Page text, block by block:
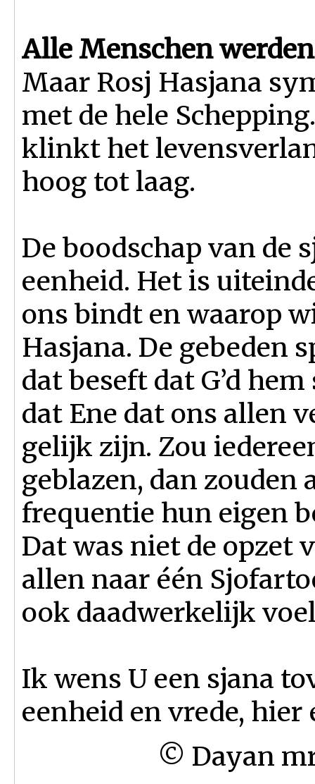
Alle Menschen
Maar Rosj Hasjana
met de hele
klinkt het
hoog tot laag.
De boodschap van de
eenheid. Het is
ons bindt en waarop
Hasjana. De gebeden
dat beseft dat G’d
dat Ene dat ons allen
gelijk zijn. Zou
geblazen, dan zouden
frequentie hun eigen
Dat was niet de opzet
allen naar één
ook daadwer­kelijk
Ik wens U een sjana
eenheid en vrede, hier
© Dayan